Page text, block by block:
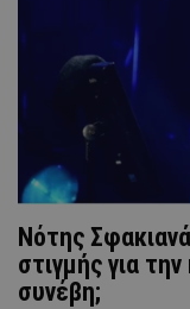
Νότης
στιγμής για
συνέβη;